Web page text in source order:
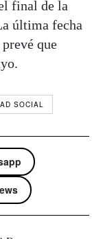
final de la
última fecha
que
SOCIAL